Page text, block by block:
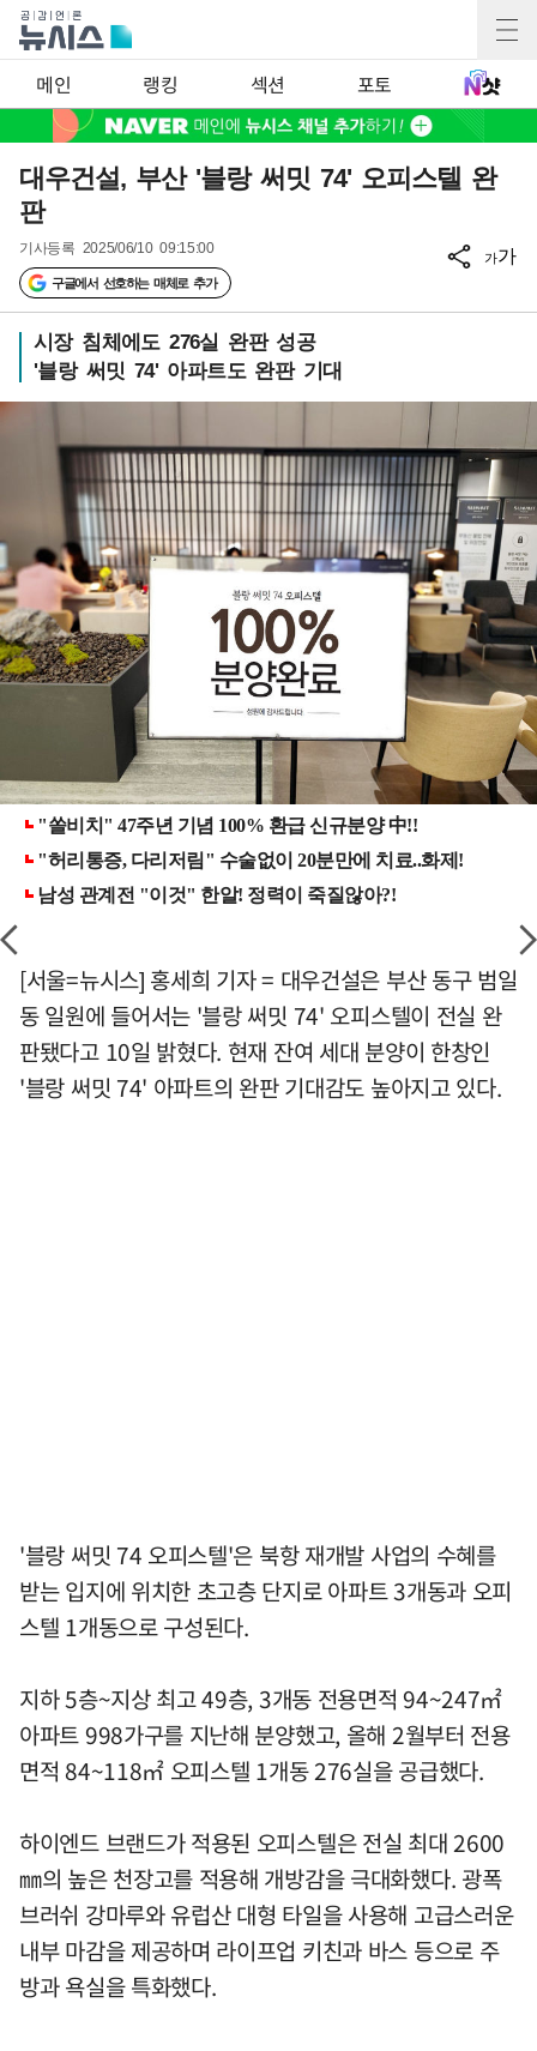
메인 랭킹 섹션 포토
대우건설, 부산 '블랑 써밋 74' 오피스텔 완
판
기사등록 2025/06/10 09:15:00
구글에서 선호하는 매체로 추가
가가
시장 침체에도 276실 완판 성공
'블랑 써밋 74' 아파트도 완판 기대
[서울=뉴시스] 홍세희 기자 = 대우건설은 부산 동구 범일
동 일원에 들어서는 '블랑 써밋 74' 오피스텔이 전실 완
판됐다고 10일 밝혔다. 현재 잔여 세대 분양이 한창인
'블랑 써밋 74' 아파트의 완판 기대감도 높아지고 있다.
'블랑 써밋 74 오피스텔'은 북항 재개발 사업의 수혜를
받는 입지에 위치한 초고층 단지로 아파트 3개동과 오피
스텔 1개동으로 구성된다.
지하 5층~지상 최고 49층, 3개동 전용면적 94~247㎡
아파트 998가구를 지난해 분양했고, 올해 2월부터 전용
면적 84~118㎡ 오피스텔 1개동 276실을 공급했다.
하이엔드 브랜드가 적용된 오피스텔은 전실 최대 2600
㎜의 높은 천장고를 적용해 개방감을 극대화했다. 광폭
브러쉬 강마루와 유럽산 대형 타일을 사용해 고급스러운
내부 마감을 제공하며 라이프업 키친과 바스 등으로 주
방과 욕실을 특화했다.